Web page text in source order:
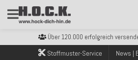
Kostenloser Versand innerhalb
Sicher bezahlen mit Klarna,
Kostenloser Versand innerhalb
Über 120.000 erfolgreich
Stoffmuster-Service News |